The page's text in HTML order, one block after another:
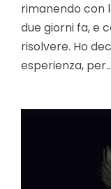
rimanendo con
due giorni fa, e
risolvere. Ho
esperienza, per…